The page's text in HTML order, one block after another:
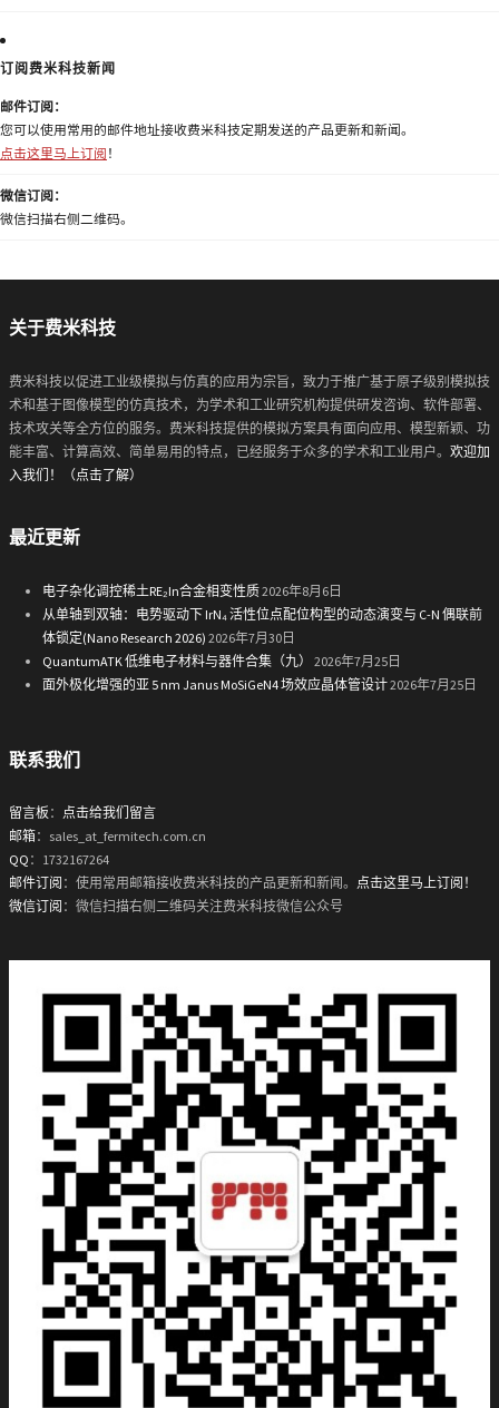
订阅费米科技新闻
邮件订阅：
您可以使用常用的邮件地址接收费米科技定期发送的产品更新和新闻。
点击这里马上订阅 ！
微信订阅：
微信扫描右侧二维码。
关于费米科技
费米科技以促进工业级模拟与仿真的应用为宗旨，致力于推广基于原子级别模拟技
术和基于图像模型的仿真技术，为学术和工业研究机构提供研发咨询、软件部署、
技术攻关等全方位的服务。费米科技提供的模拟方案具有面向应用、模型新颖、功
能丰富、计算高效、简单易用的特点，已经服务于众多的学术和工业用户。 欢迎加
入我们！（点击了解）
最近更新
电子杂化调控稀土RE₂In合金相变性质2026年8月6日
从单轴到双轴：电势驱动下 IrN₄ 活性位点配位构型的动态演变与 C-N 偶联前
体锁定(Nano Research 2026) 2026年7月30日
QuantumATK 低维电子材料与器件合集（九）
2026年7月25日
面外极化增强的亚 5 nm Janus MoSiGeN4 场效应晶体管设计2026年7月25日
联系我们
留言板 ： 点击给我们留言
邮箱：sales_at_fermitech.com.cn
QQ ：1732167264
邮件订阅 ：使用常用邮箱接收费米科技的产品更新和新闻。 点击这里马上订阅！
微信订阅 ：微信扫描右侧二维码关注费米科技微信公众号